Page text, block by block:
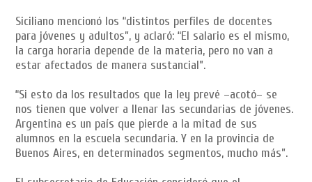
Siciliano mencionó los “distintos perfiles de docentes
para jóvenes y adultos”, y aclaró: “El salario es el mismo,
la carga horaria depende de la materia, pero no van a
estar afectados de manera sustancial”.
“Si esto da los resultados que la ley prevé –acotó– se
nos tienen que volver a llenar las secundarias de jóvenes.
Argentina es un país que pierde a la mitad de sus
alumnos en la escuela secundaria. Y en la provincia de
Buenos Aires, en determinados segmentos, mucho más”.